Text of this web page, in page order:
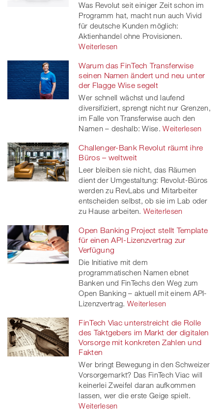
Was Revolut seit einiger Zeit schon im
Programm hat, macht nun auch Vivid
für deutsche Kunden möglich:
Aktienhandel ohne Provisionen.
Weiterlesen
Warum das FinTech Transferwise
seinen Namen ändert und neu unter
der Flagge Wise segelt
Wer schnell wächst und laufend
diversifiziert, sprengt nicht nur Grenzen,
im Falle von Transferwise auch den
Namen – deshalb: Wise. Weiterlesen
Challenger-Bank Revolut räumt ihre
Büros – weltweit
Leer bleiben sie nicht, das Räumen
dient der Umgestaltung: Revolut-Büros
werden zu RevLabs und Mitarbeiter
entscheiden selbst, ob sie im Lab oder
zu Hause arbeiten. Weiterlesen
Open Banking Project stellt Template
für einen API-Lizenzvertrag zur
Verfügung
Die Initiative mit dem
programmatischen Namen ebnet
Banken und FinTechs den Weg zum
Open Banking – aktuell mit einem API-
Lizenzvertrag. Weiterlesen
FinTech Viac unterstreicht die Rolle
des Taktgebers im Markt der digitalen
Vorsorge mit konkreten Zahlen und
Fakten
Wer bringt Bewegung in den Schweizer
Vorsorgemarkt? Das FinTech Viac will
keinerlei Zweifel daran aufkommen
lassen, wer die erste Geige spielt.
Weiterlesen